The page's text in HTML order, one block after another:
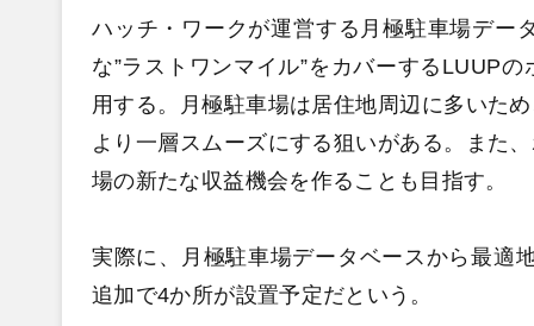
ハッチ・ワークが運営する月極駐車場デー
な”ラストワンマイル”をカバーするLUUP
用する。月極駐車場は居住地周辺に多いた
より一層スムーズにする狙いがある。また
場の新たな収益機会を作ることも目指す。
実際に、月極駐車場データベースから最適
追加で4か所が設置予定だという。